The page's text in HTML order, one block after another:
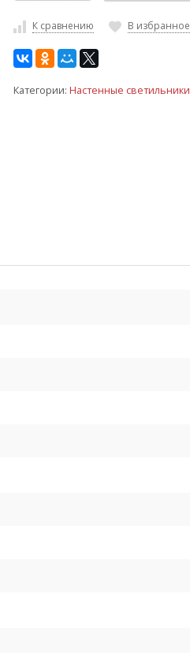
К сравнению В избранное
Категории: Настенные светильники